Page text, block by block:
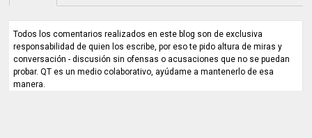
Todos los comentarios realizados en este blog son de exclusiva
responsabilidad de quien los escribe, por eso te pido altura de miras y
conversación - discusión sin ofensas o acusaciones que no se puedan
probar. QT es un medio colaborativo, ayúdame a mantenerlo de esa
manera.